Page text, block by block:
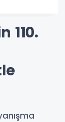
110.